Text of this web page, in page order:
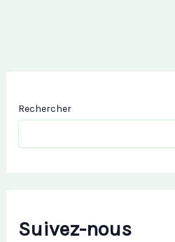
Rechercher
Suivez-nous